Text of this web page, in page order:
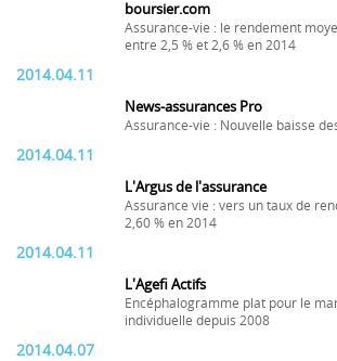
boursier.com
Assurance-vie : le rendement
entre 2,5 % et 2,6 % en 2014
2014.04.11
News-assurances Pro
Assurance-vie : Nouvelle baisse
2014.04.11
L'Argus de l'assurance
Assurance vie : vers un taux de
2,60 % en 2014
2014.04.11
L'Agefi Actifs
Encéphalogramme plat pour le
individuelle depuis 2008
2014.04.07